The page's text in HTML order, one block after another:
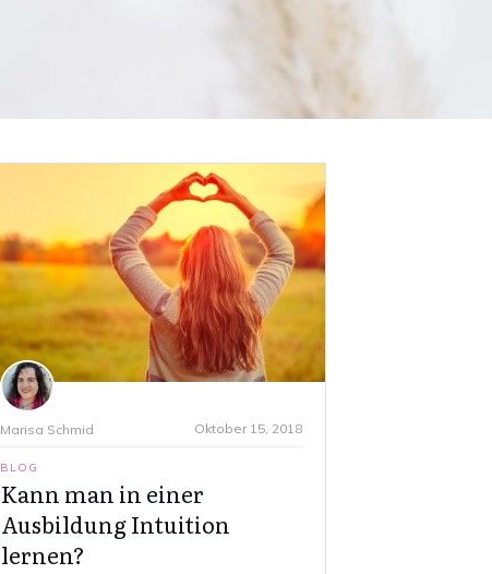
Marisa Schmid Oktober 15, 2018
BLOG
Kann man in einer
Ausbildung Intuition
lernen?